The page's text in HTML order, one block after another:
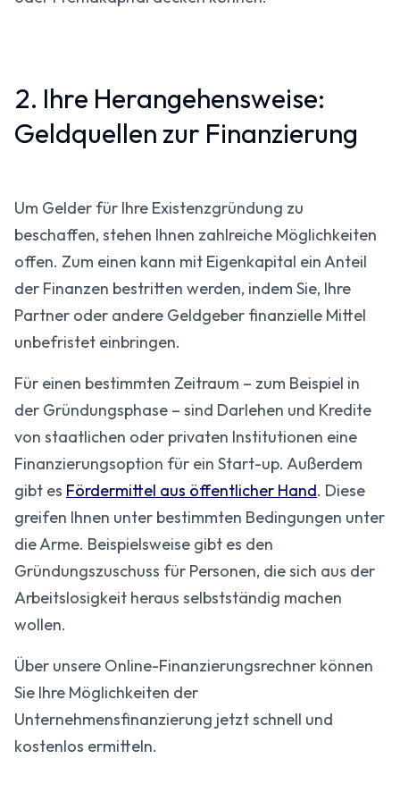
2. Ihre Herangehensweise:
Geldquellen zur Finanzierung
Um Gelder für Ihre Existenzgründung zu
beschaffen, stehen Ihnen zahlreiche Möglichkeiten
offen. Zum einen kann mit Eigenkapital ein Anteil
der Finanzen bestritten werden, indem Sie, Ihre
Partner oder andere Geldgeber finanzielle Mittel
unbefristet einbringen.
Für einen bestimmten Zeitraum – zum Beispiel in
der Gründungsphase – sind Darlehen und Kredite
von staatlichen oder privaten Institutionen eine
Finanzierungsoption für ein Start-up. Außerdem
gibt es Fördermittel aus öffentlicher Hand. Diese
greifen Ihnen unter bestimmten Bedingungen unter
die Arme. Beispielsweise gibt es den
Gründungszuschuss für Personen, die sich aus der
Arbeitslosigkeit heraus selbstständig machen
wollen.
Über unsere Online-Finanzierungsrechner können
Sie Ihre Möglichkeiten der
Unternehmensfinanzierung jetzt schnell und
kostenlos ermitteln.